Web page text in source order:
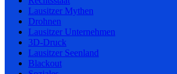
Lausitzer Mythen
Drohnen
Lausitzer Unternehmen
3D-Druck
Lausitzer Seenland
Blackout